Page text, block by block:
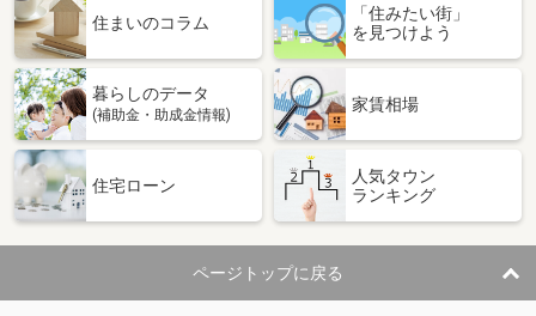
価 格
6.70万円
宮崎県延岡市日の出町１
専有面積 26.5m²
間取り
ワンルーム
宮崎県宮崎市吉村町引土
住 所
宮崎県宮崎市吉村町引土
専有面積 26.08m²
間取り
1K
住まいのコラム
「住みたい街」
を見つけよう
暮らしのデータ
(補助金・助成金情報)
家賃相場
住宅ローン
人気タウン
ランキング
ページトップに戻る